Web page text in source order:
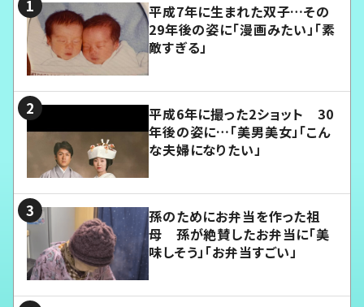
平成7年に生まれた双子…その
29年後の姿に「漫画みたい」「素
敵すぎる」
平成6年に撮った2ショット 30
年後の姿に…「美男美女」「こん
な夫婦になりたい」
孫のためにお弁当を作った祖
母 孫が絶賛したお弁当に「美
味しそう」「お弁当すごい」